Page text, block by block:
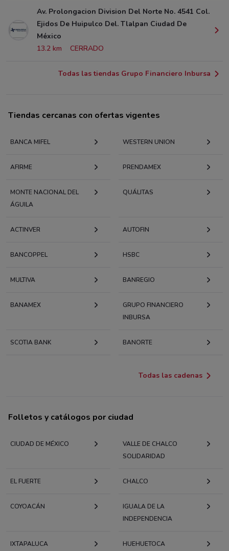
Av. Prolongacion Division Del Norte No. 4541 Col.
Ejidos De Huipulco Del. Tlalpan Ciudad De
México
13.2 km
CERRADO
Todas las tiendas Grupo Financiero Inbursa
Tiendas cercanas con ofertas vigentes
BANCA MIFEL WESTERN UNION
AFIRME PRENDAMEX
MONTE NACIONAL DEL
ÁGUILA
QUÁLITAS
ACTINVER AUTOFIN
BANCOPPEL HSBC
MULTIVA BANREGIO
BANAMEX
GRUPO FINANCIERO
INBURSA
SCOTIA BANK BANORTE
Todas las cadenas
Folletos y catálogos por ciudad
CIUDAD DE MÉXICO
VALLE DE CHALCO
SOLIDARIDAD
EL FUERTE CHALCO
COYOACÁN
IGUALA DE LA
INDEPENDENCIA
IXTAPALUCA HUEHUETOCA